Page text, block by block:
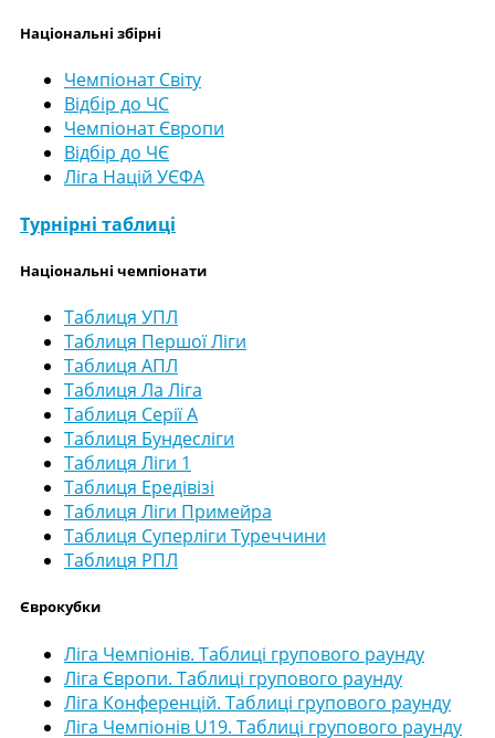
Національні збірні
Чемпіонат Світу
Відбір до ЧС
Чемпіонат Європи
Відбір до ЧЄ
Ліга Націй УЄФА
Турнірні таблиці
Національні чемпіонати
Таблиця УПЛ
Таблиця Першої Ліги
Таблиця АПЛ
Таблиця Ла Ліга
Таблиця Серії А
Таблиця Бундесліги
Таблиця Ліги 1
Таблиця Ередівізі
Таблиця Ліги Примейра
Таблиця Суперліги Туреччини
Таблиця РПЛ
Єврокубки
Ліга Чемпіонів. Таблиці групового раунду
Ліга Європи. Таблиці групового раунду
Ліга Конференцій. Таблиці групового раунду
Ліга Чемпіонів U19. Таблиці групового раунду